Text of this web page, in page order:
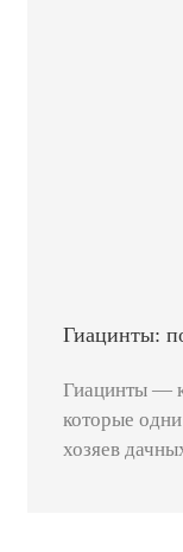
Гиацинты:
Гиацинты —
которые
хозяев